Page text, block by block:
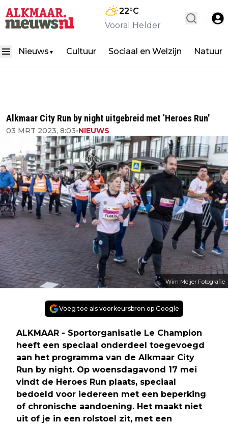
22°C
Vooral Helder
Nieuws ▼ Cultuur Sociaal en Welzijn Natuur
Alkmaar City Run by night uitgebreid met ‘Heroes Run’
03 MRT 2023, 8:03•NIEUWS
Wim Meijer Fotografie
Voeg toe als voorkeursbron op Google
ALKMAAR - Sportorganisatie Le Champion
heeft een speciaal onderdeel toegevoegd
aan het programma van de Alkmaar City
Run by night. Op woensdagavond 17 mei
vindt de Heroes Run plaats, speciaal
bedoeld voor iedereen met een beperking
of chronische aandoening. Het maakt niet
uit of je in een rolstoel zit, met een